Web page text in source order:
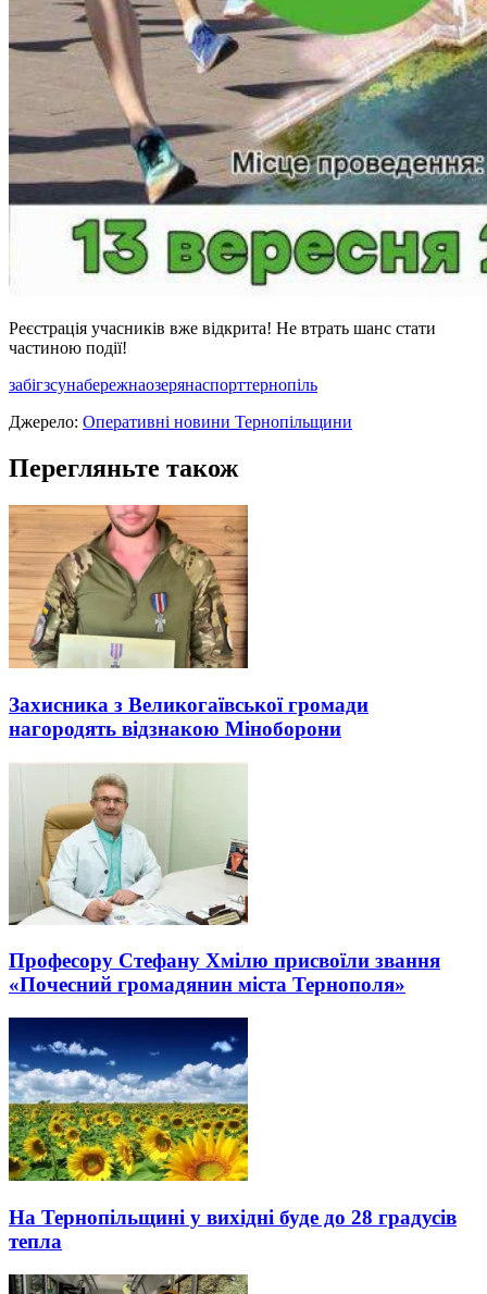
Реєстрація учасників вже відкрита! Не втрать шанс стати
частиною події!
забігзсунабережнаозерянаспорттернопіль
Джерело: Оперативні новини Тернопільщини
Перегляньте також
Захисника з Великогаївської громади
нагородять відзнакою Міноборони
Професору Стефану Хмілю присвоїли звання
«Почесний громадянин міста Тернополя»
На Тернопільщині у вихідні буде до 28 градусів
тепла